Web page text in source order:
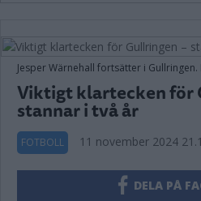
Jesper Wärnehall fortsätter i
Viktigt klartecken för
stannar i två år
FOTBOLL 11 november 2024
DELA PÅ